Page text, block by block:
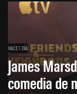
HACE 1 DÍA
James
comedia de